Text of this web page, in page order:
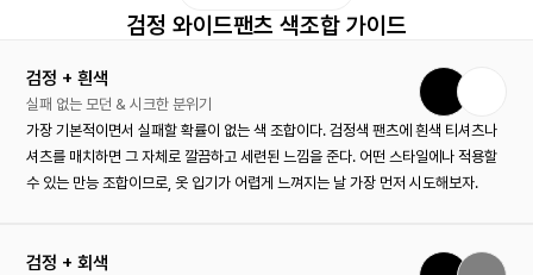
검정 와이드팬츠 색조합 가이드
검정 + 흰색
실패 없는 모던 & 시크한 분위기
가장 기본적이면서 실패할 확률이 없는 색 조합이다. 검정색 팬츠에 흰색 티셔츠나
셔츠를 매치하면 그 자체로 깔끔하고 세련된 느낌을 준다. 어떤 스타일에나 적용할
수 있는 만능 조합이므로, 옷 입기가 어렵게 느껴지는 날 가장 먼저 시도해보자.
검정 + 회색